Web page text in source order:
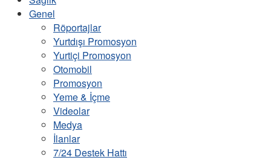
Genel
Röportajlar
Yurtdışı Promosyon
Yurtiçi Promosyon
Otomobil
Promosyon
Yeme & İçme
Videolar
Medya
İlanlar
7/24 Destek Hattı